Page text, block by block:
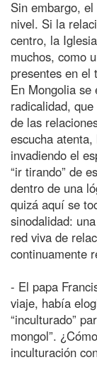
Sin embargo,
nivel. Si la
centro, la
muchos, como
presentes en el
En Mongolia se
radicalidad,
de las
escucha
invadiendo el
“ir tirando” de
dentro de una
quizá aquí se
sinodalidad:
red viva de
continuamente
- El papa
viaje, había
“inculturado”
mongol”.
inculturación